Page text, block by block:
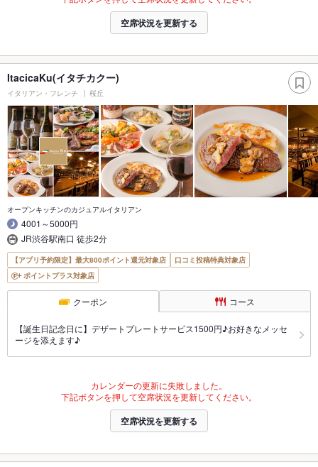
空席状況を更新する
ItacicaKu(イタチカクー)
イタリアン・フレンチ 桜丘
オープンキッチンのカジュアルイタリアン
4001～5000円
JR渋谷駅南口 徒歩2分
【アプリ予約限定】最大800ポイント還元対象店
口コミ投稿特典対象店
ポイントプラス対象店
クーポン コース
【誕生日記念日に】デザートプレートサービス1500円♪お好きなメッセ
ージを添えます♪
カレンダーの更新に失敗しました。
下記ボタンを押して空席状況を更新してください。
空席状況を更新する